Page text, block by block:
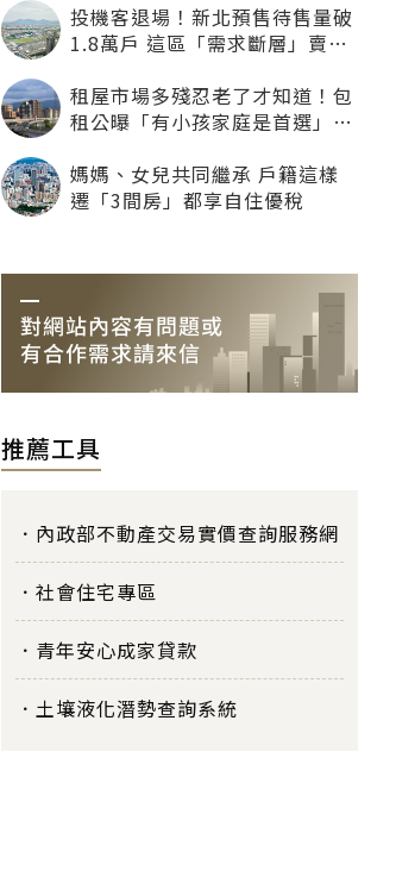
投機客退場！新北預售待售量破
1.8萬戶 這區「需求斷層」賣壓
租屋市場多殘忍老了才知道！包
租公曝「有小孩家庭是首選」：
媽媽、女兒共同繼承 戶籍這樣
遷「3間房」都享自住優稅
推薦工具
內政部不動產交易實價查詢服務網
社會住宅專區
青年安心成家貸款
土壤液化潛勢查詢系統